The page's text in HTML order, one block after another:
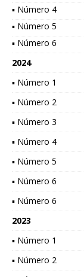
▪ Número 4
▪ Número 5
▪ Número 6
2024
▪ Número 1
▪ Número 2
▪ Número 3
▪ Número 4
▪ Número 5
▪ Número 6
▪ Número 6
2023
▪ Número 1
▪ Número 2